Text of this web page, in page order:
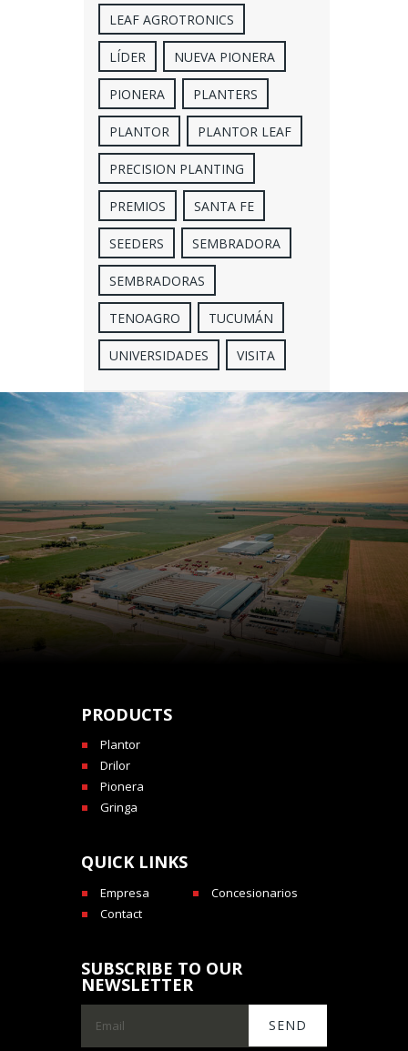
LEAF AGROTRONICS
LÍDER NUEVA PIONERA
PIONERA PLANTERS
PLANTOR PLANTOR LEAF
PRECISION PLANTING
PREMIOS SANTA FE
SEEDERS SEMBRADORA
SEMBRADORAS
TENOAGRO TUCUMÁN
UNIVERSIDADES VISITA
PRODUCTS
Plantor
Drilor
Pionera
Gringa
QUICK LINKS
Empresa
Concesionarios
Contact
SUBSCRIBE TO OUR
NEWSLETTER